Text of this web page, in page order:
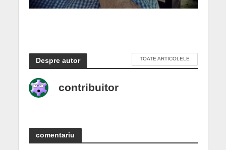
Despre autor TOATE ARTICOLELE
contribuitor
comentariu